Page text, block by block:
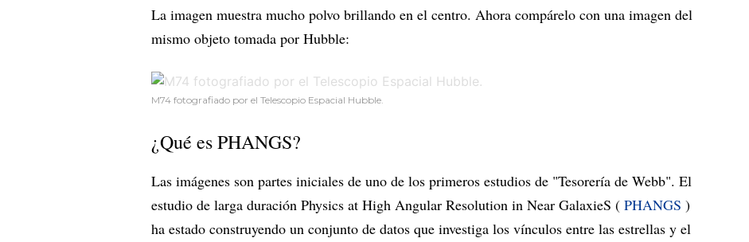
La imagen muestra mucho polvo brillando en el centro. Ahora compárelo con una imagen del
mismo objeto tomada por Hubble:
M74 fotografiado por el Telescopio Espacial Hubble.
¿Qué es PHANGS?
Las imágenes son partes iniciales de uno de los primeros estudios de "Tesorería de Webb". El
estudio de larga duración Physics at High Angular Resolution in Near GalaxieS ( PHANGS )
ha estado construyendo un conjunto de datos que investiga los vínculos entre las estrellas y el